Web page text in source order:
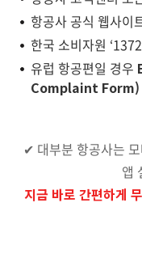
항공사 공식 웹사이
한국 소비자원
유럽 항공편일 경우
Complaint Form)
✔ 대부분 항공사는
앱
지금 바로 간편하게